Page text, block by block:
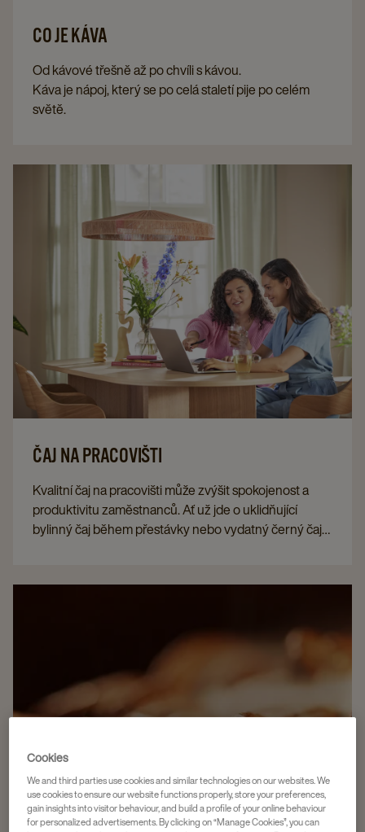
CO JE KÁVA
Od kávové třešně až po chvíli s kávou.
Káva je nápoj, který se po celá staletí pije po celém
světě.
ČAJ NA PRACOVIŠTI
Kvalitní čaj na pracovišti může zvýšit spokojenost a
produktivitu zaměstnanců. Ať už jde o uklidňující
bylinný čaj během přestávky nebo vydatný černý čaj
atmosféře.
Cookies
We and third parties use cookies and similar technologies on our websites. We
use cookies to ensure our website functions properly, store your preferences,
gain insights into visitor behaviour, and build a profile of your online behaviour
for personalized advertisements. By clicking on “Manage Cookies”, you can